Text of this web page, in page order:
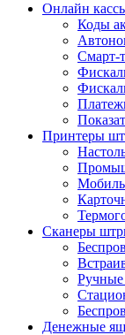
Онлайн
Коды
Смарт-
Принтеры
Сканеры
Ручные
Денежные